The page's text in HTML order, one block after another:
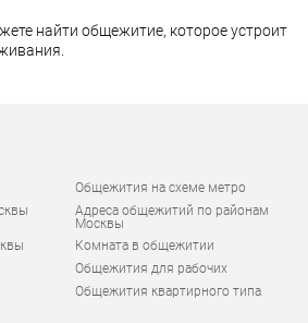
найти общежитие, которое устроит
Общежития на схеме метро
Адреса общежитий по районам
Москвы
Комната в общежитии
Общежития для рабочих
Общежития квартирного типа